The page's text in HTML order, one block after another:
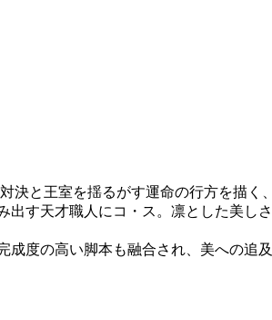
と王室を揺るがす運命の行方を描く
す天才職人にコ・ス。凛とした美し
度の高い脚本も融合され、美への追